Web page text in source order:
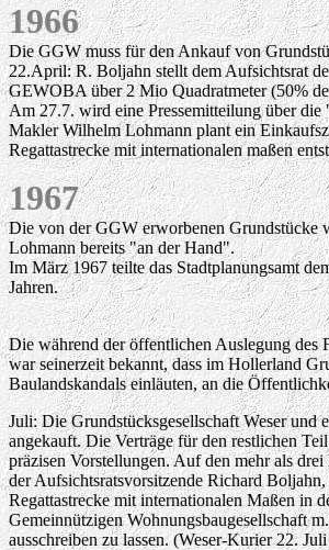
1966
Die GGW muss für den Ankauf von
22.April: R. Boljahn stellt dem Aufsichtsrat
GEWOBA über 2 Mio Quadratmeter (50%
Am 27.7. wird eine Pressemitteilung über
Makler Wilhelm Lohmann plant ein
Regattastrecke mit internationalen maßen
1967
Die von der GGW erworbenen Grundstücke
Lohmann bereits "an der Hand".
Im März 1967 teilte das Stadtplanungsamt
Jahren.
Die während der öffentlichen Auslegung des
war seinerzeit bekannt, dass im Hollerland
Baulandskandals einläuten, an die
Juli: Die Grundstücksgesellschaft Weser und
angekauft. Die Verträge für den restlichen
präzisen Vorstellungen. Auf den mehr als
der Aufsichtsratsvorsitzende Richard
Regattastrecke mit internationalen Maßen in
Gemeinnützigen Wohnungsbaugesellschaft
ausschreiben zu lassen. (Weser-Kurier 22.